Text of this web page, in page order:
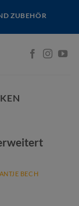
ZUBEHÖR
ANTJE BECH